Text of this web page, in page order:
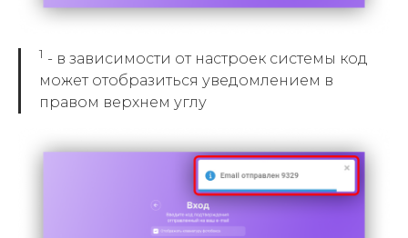
1 - в зависимости от настроек системы код
может отобразиться уведомлением в
правом верхнем углу